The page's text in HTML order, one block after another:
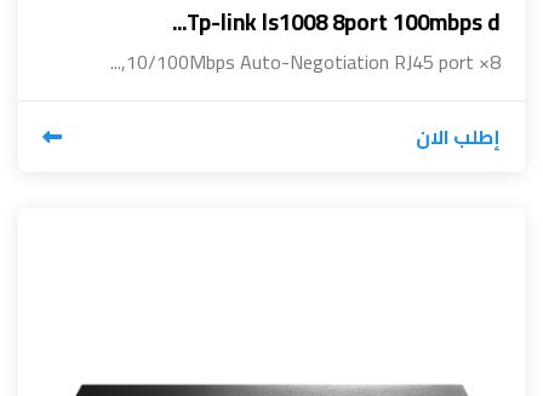
Tp-link ls1008 8port 100mbps d...
8× 10/100Mbps Auto-Negotiation RJ45 port,...
إطلب الان